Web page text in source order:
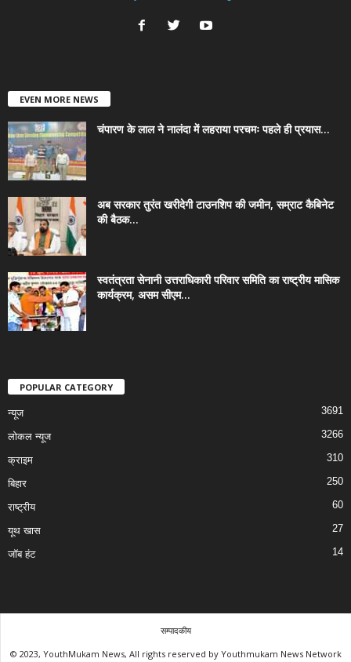
EVEN MORE NEWS
चंपारण के लाल ने नालंदा में लहराया परचमः पहले ही प्रयास...
अब सरकार तुरंत खरीदेगी टाउनशिप की जमीन, सम्राट कैबिनेट
की बैठक...
स्वतंत्रता सेनानी उत्तराधिकारी परिवार समिति का राष्ट्रीय मासिक
कार्यक्रम, असम सीएम...
POPULAR CATEGORY
न्यूज 3691
लोकल न्यूज 3266
क्राइम 310
बिहार 250
राष्ट्रीय 60
यूथ खास 27
जॉब हंट 14
सम्पादकीय
© 2023, YouthMukam News, All rights reserved by Youthmukam News Network